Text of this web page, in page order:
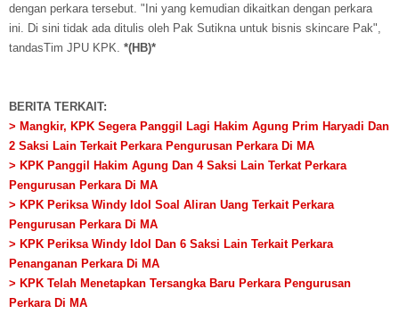
dengan perkara tersebut. "Ini yang kemudian dikaitkan dengan perkara
ini. Di sini tidak ada ditulis oleh Pak Sutikna untuk bisnis skincare Pak",
tandasTim JPU KPK. *(HB)*
BERITA TERKAIT:
> Mangkir, KPK Segera Panggil Lagi Hakim Agung Prim Haryadi Dan
2 Saksi Lain Terkait Perkara Pengurusan Perkara Di MA
> KPK Panggil Hakim Agung Dan 4 Saksi Lain Terkat Perkara
Pengurusan Perkara Di MA
> KPK Periksa Windy Idol Soal Aliran Uang Terkait Perkara
Pengurusan Perkara Di MA
> KPK Periksa Windy Idol Dan 6 Saksi Lain Terkait Perkara
Penanganan Perkara Di MA
> KPK Telah Menetapkan Tersangka Baru Perkara Pengurusan
Perkara Di MA